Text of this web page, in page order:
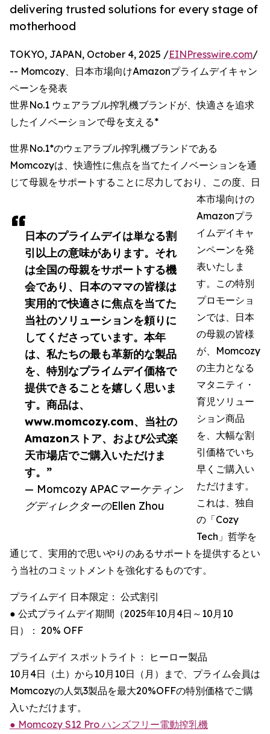
delivering trusted solutions for every stage of
motherhood
日本のプライムデイは単なる割
引以上の意味があります。それ
は全国の母親をサポートする機
会であり、日本のママの皆様は
実用的で快適さに焦点を当てた
当社のソリューションを頼りに
してくださっています。本年
は、私たちの最も革新的な製品
を、特別なプライムデイ価格で
提供できることを嬉しく思いま
す。商品は、
www.momcozy.com、当社の
Amazonストア、および公式楽
天市場店でご購入いただけま
す。”
— Momcozy APACマーケティン
グディレクターのEllen Zhou
TOKYO, JAPAN, October 4, 2025 /EINPresswire.com/
-- Momcozy、日本市場向けAmazonプライムデイキャン
ペーンを発表
世界No.1 ウェアラブル搾乳機ブランドが、快適さを追求
したイノベーションで母を支える*
世界No.1*のウェアラブル搾乳機ブランドである
Momcozyは、快適性に焦点を当てたイノベーションを通
じて母親をサポートすることに尽力しており、この度、日
本市場向けの
Amazonプラ
イムデイキャ
ンペーンを発
表いたしま
す。この特別
プロモーショ
ンでは、日本
の母親の皆様
が、Momcozy
の主力となる
マタニティ・
育児ソリュー
ション商品
を、大幅な割
引価格でいち
早くご購入い
ただけます。
これは、独自
の「Cozy
Tech」哲学を
通じて、実用的で思いやりのあるサポートを提供するとい
う当社のコミットメントを強化するものです。
プライムデイ 日本限定： 公式割引
● 公式プライムデイ期間（2025年10月4日～10月10
日）： 20% OFF
プライムデイ スポットライト： ヒーロー製品
10月4日（土）から10月10日（月）まで、プライム会員は
Momcozyの人気3製品を最大20%OFFの特別価格でご購
入いただけます。
● Momcozy S12 Pro ハンズフリー電動搾乳機